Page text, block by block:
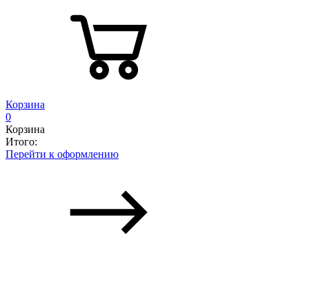
Корзина
0
Корзина
Итого:
Перейти к оформлению